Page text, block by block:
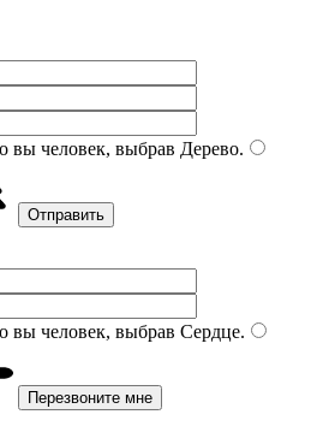
вы человек, выбрав Дерево.
вы человек, выбрав Сердце.